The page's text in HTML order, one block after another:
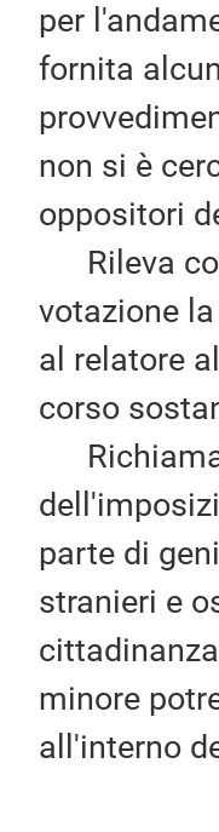
per
fornita
non si è
oppositori
Rileva
votazione
al relatore
corso
Richiama
parte di
stranieri e
minore
all'interno